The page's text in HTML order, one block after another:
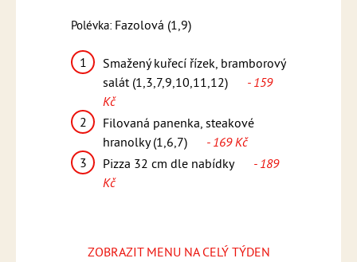
Polévka: Fazolová (1,9)
1
Smažený kuřecí řízek, bramborový
salát (1,3,7,9,10,11,12)
- 159
Kč
2
Filovaná panenka, steakové
hranolky (1,6,7)
- 169 Kč
3
Pizza 32 cm dle nabídky
- 189
Kč
ZOBRAZIT MENU NA CELÝ TÝDEN